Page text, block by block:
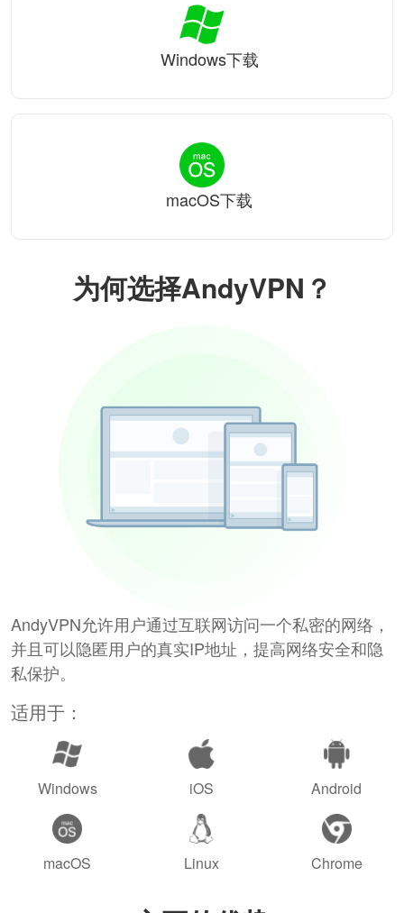
为何选择AndyVPN？
AndyVPN允许用户通过互联网访问一个私密的网络，
并且可以隐匿用户的真实IP地址，提高网络安全和隐
私保护。
适用于：
Windows iOS Android
macOS Linux Chrome
Windows下载
macOS下载